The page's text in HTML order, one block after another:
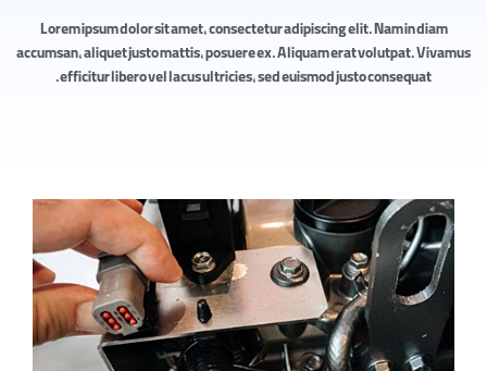
Lorem ipsum dolor sit amet, consectetur adipiscing elit. Nam in diam
accumsan, aliquet justo mattis, posuere ex. Aliquam erat volutpat. Vivamus
efficitur libero vel lacus ultricies, sed euismod justo consequat.